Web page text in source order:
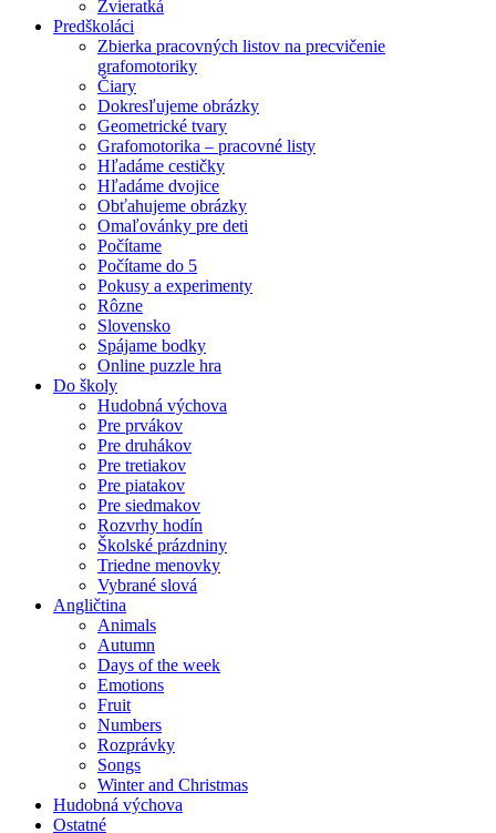
Zvieratká
Predškoláci
Zbierka pracovných listov na precvičenie
grafomotoriky
Čiary
Dokresľujeme obrázky
Geometrické tvary
Grafomotorika – pracovné listy
Hľadáme cestičky
Hľadáme dvojice
Obťahujeme obrázky
Omaľovánky pre deti
Počítame
Počítame do 5
Pokusy a experimenty
Rôzne
Slovensko
Spájame bodky
Online puzzle hra
Do školy
Hudobná výchova
Pre prvákov
Pre druhákov
Pre tretiakov
Pre piatakov
Pre siedmakov
Rozvrhy hodín
Školské prázdniny
Triedne menovky
Vybrané slová
Angličtina
Animals
Autumn
Days of the week
Emotions
Fruit
Numbers
Rozprávky
Songs
Winter and Christmas
Hudobná výchova
Ostatné